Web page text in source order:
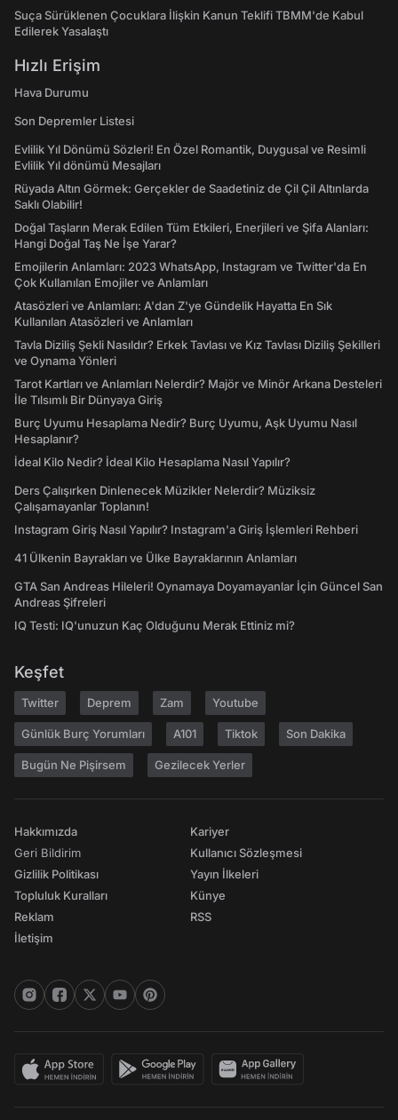
Suça Sürüklenen Çocuklara İlişkin Kanun Teklifi TBMM'de Kabul
Edilerek Yasalaştı
Hızlı Erişim
Hava Durumu
Son Depremler Listesi
Evlilik Yıl Dönümü Sözleri! En Özel Romantik, Duygusal ve Resimli
Evlilik Yıl dönümü Mesajları
Rüyada Altın Görmek: Gerçekler de Saadetiniz de Çil Çil Altınlarda
Saklı Olabilir!
Doğal Taşların Merak Edilen Tüm Etkileri, Enerjileri ve Şifa Alanları:
Hangi Doğal Taş Ne İşe Yarar?
Emojilerin Anlamları: 2023 WhatsApp, Instagram ve Twitter'da En
Çok Kullanılan Emojiler ve Anlamları
Atasözleri ve Anlamları: A'dan Z'ye Gündelik Hayatta En Sık
Kullanılan Atasözleri ve Anlamları
Tavla Diziliş Şekli Nasıldır? Erkek Tavlası ve Kız Tavlası Diziliş Şekilleri
ve Oynama Yönleri
Tarot Kartları ve Anlamları Nelerdir? Majör ve Minör Arkana Desteleri
İle Tılsımlı Bir Dünyaya Giriş
Burç Uyumu Hesaplama Nedir? Burç Uyumu, Aşk Uyumu Nasıl
Hesaplanır?
İdeal Kilo Nedir? İdeal Kilo Hesaplama Nasıl Yapılır?
Ders Çalışırken Dinlenecek Müzikler Nelerdir? Müziksiz
Çalışamayanlar Toplanın!
Instagram Giriş Nasıl Yapılır? Instagram'a Giriş İşlemleri Rehberi
41 Ülkenin Bayrakları ve Ülke Bayraklarının Anlamları
GTA San Andreas Hileleri! Oynamaya Doyamayanlar İçin Güncel San
Andreas Şifreleri
IQ Testi: IQ'unuzun Kaç Olduğunu Merak Ettiniz mi?
Keşfet
Twitter Deprem Zam Youtube
Günlük Burç Yorumları A101 Tiktok Son Dakika
Bugün Ne Pişirsem Gezilecek Yerler
Hakkımızda
Geri Bildirim
Gizlilik Politikası
Topluluk Kuralları
Reklam
İletişim
Kariyer
Kullanıcı Sözleşmesi
Yayın İlkeleri
Künye
RSS